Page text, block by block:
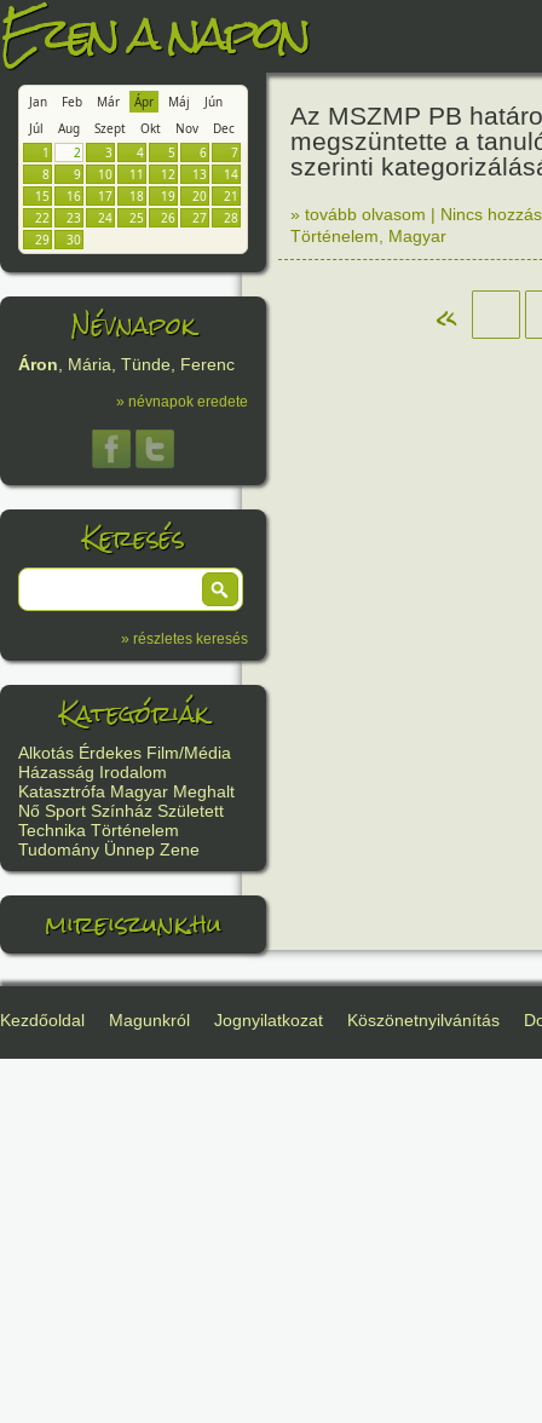
Ezen a napon
Jan Feb Már Ápr Máj
Jún
Júl
Aug Szept Okt Nov
Dec
1
2 3 4 5 6
7
8
9 10 11 12 13
14
15
16 17 18 19 20
21
22
23 24 25 26 27
28
29
30
Névnapok
Áron, Mária, Tünde, Ferenc
» névnapok eredete
Keresés
» részletes keresés
Kategóriák
Alkotás Érdekes Film/Média
Házasság Irodalom
Katasztrófa Magyar Meghalt
Nő Sport Színház Született
Technika Történelem
Tudomány Ünnep Zene
mireiszunk.hu
Az MSZMP PB
megszüntette a
szerinti
» tovább olvasom | Nincs
Történelem
Magyar
«
Kezdőoldal Magunkról Jognyilatkozat Köszönetnyilvánítás